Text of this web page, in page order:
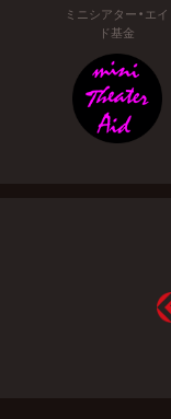
ミニシアター・エイ
ド基金